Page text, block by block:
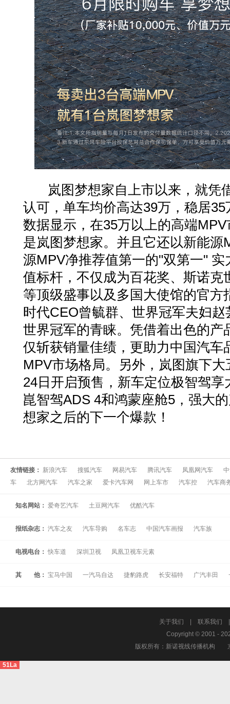
岚图梦想家自上市以来，就凭
认可，单车均价高达39万，稳居
数据显示，在35万以上的高端
是岚图梦想家。并且它还以新能源
源MPV净推荐值第一的"双第一"
值标杆，不仅成为百花奖、斯诺克
等顶级盛事以及多国大使馆的官方
时代CEO曾毓群、世界冠军夫妇
世界冠军的青睐。凭借着出色的产
仅斩获销量佳绩，更助力中国汽车
MPV市场格局。另外，岚图旗下
24日开启预售，新车定位极智驾
崑智驾ADS 4和鸿蒙座舱5，强大
想家之后的下一个爆款！
友情链接： 新浪汽车 搜狐汽车 网易汽车 腾讯汽车 凤凰网汽车
车
北方网汽车 汽车之家 爱卡汽车网 网上车市 汽车控 汽车商
知名网站： 爱奇艺汽车 土豆网汽车 优酷汽车
报纸杂志： 汽车之友 汽车导购 名车志 中国汽车画报 汽车族
电视电台： 快车道 深圳卫视 凤凰卫视车元素
其 他： 宝马中国 一汽马自达 捷豹路虎 长安福特 广汽丰田
关于我们 联系我们
Copyright © 2001 -
版权所有：新诺视线传播机构
51La